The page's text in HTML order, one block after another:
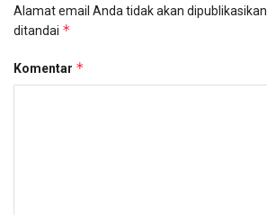
Alamat email Anda tidak akan dipublikasikan.
ditandai *
Komentar *